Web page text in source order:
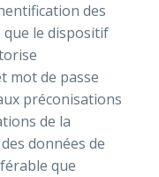
des
que le dispositif
mot de passe
préconisations
de la
données de
que